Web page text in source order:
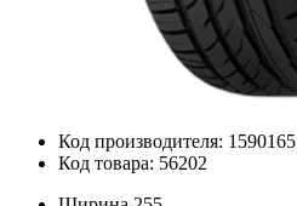
Код производителя: 1590165
Код товара: 56202